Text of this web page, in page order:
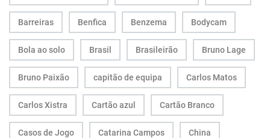
Barreiras Benfica Benzema Bodycam
Bola ao solo Brasil Brasileirão Bruno Lage
Bruno Paixão capitão de equipa Carlos Matos
Carlos Xistra Cartão azul Cartão Branco
Casos de Jogo Catarina Campos China